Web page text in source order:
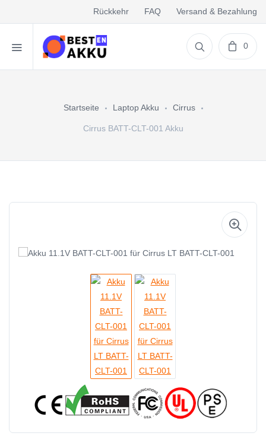
Rückkehr FAQ Versand & Bezahlung
0
Startseite Laptop Akku Cirrus
Cirrus BATT-CLT-001 Akku